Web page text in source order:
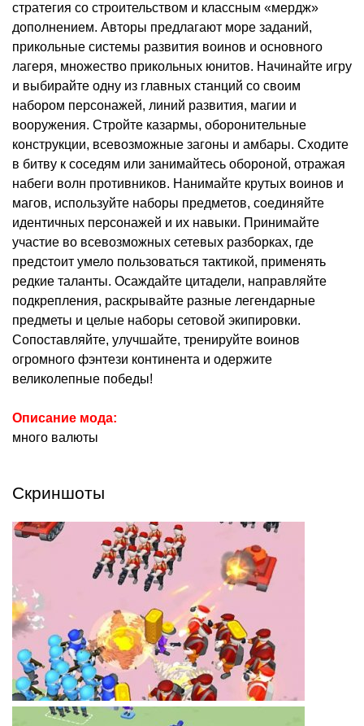
стратегия со строительством и классным «мердж»
дополнением. Авторы предлагают море заданий,
прикольные системы развития воинов и основного
лагеря, множество прикольных юнитов. Начинайте игру
и выбирайте одну из главных станций со своим
набором персонажей, линий развития, магии и
вооружения. Стройте казармы, оборонительные
конструкции, всевозможные загоны и амбары. Сходите
в битву к соседям или занимайтесь обороной, отражая
набеги волн противников. Нанимайте крутых воинов и
магов, используйте наборы предметов, соединяйте
идентичных персонажей и их навыки. Принимайте
участие во всевозможных сетевых разборках, где
предстоит умело пользоваться тактикой, применять
редкие таланты. Осаждайте цитадели, направляйте
подкрепления, раскрывайте разные легендарные
предметы и целые наборы сетовой экипировки.
Сопоставляйте, улучшайте, тренируйте воинов
огромного фэнтези континента и одержите
великолепные победы!
Описание мода:
много валюты
Скриншоты